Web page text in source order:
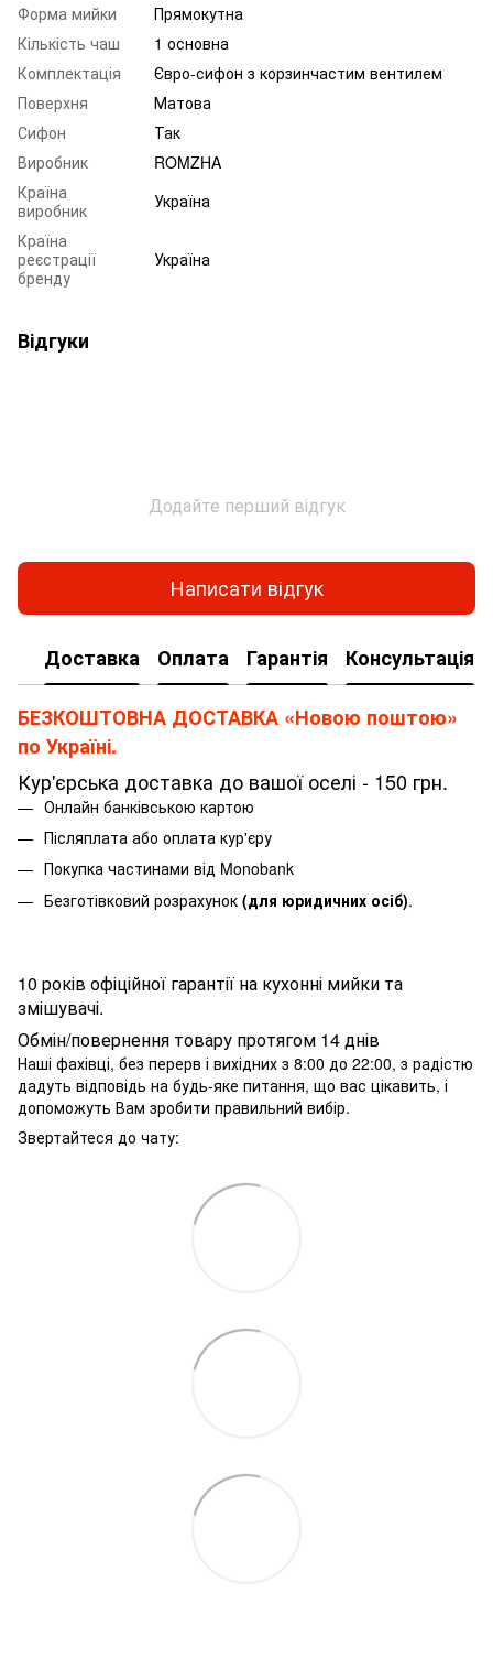
Форма мийки
Прямокутна
Кількість чаш
1 основна
Комплектація
Євро-сифон з корзинчастим вентилем
Поверхня
Матова
Сифон
Так
Виробник
ROMZHA
Країна
виробник
Україна
Країна
реєстрації
бренду
Україна
Відгуки
Додайте перший відгук
Написати відгук
Доставка Оплата Гарантія Консультація
БЕЗКОШТОВНА ДОСТАВКА «Новою поштою»
по Україні.
Кур'єрська доставка до вашої оселі - 150 грн.
Онлайн банківською картою
Післяплата або оплата кур'єру
Покупка частинами від Monobank
Безготівковий розрахунок (для юридичних осіб).
10 років офіційної гарантії на кухонні мийки та
змішувачі.
Обмін/повернення товару протягом 14 днів
Наші фахівці, без перерв і вихідних з 8:00 до 22:00, з радістю
дадуть відповідь на будь-яке питання, що вас цікавить, і
допоможуть Вам зробити правильний вибір.
Звертайтеся до чату: